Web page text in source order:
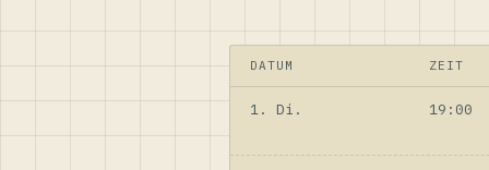
DATUM ZEIT
1. Di. 19:00